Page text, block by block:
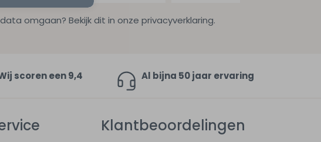
omgaan? Bekijk dit in onze privacyverklaring.
scoren een 9,4 Al bijna 50 jaar ervaring
Klantbeoordelingen